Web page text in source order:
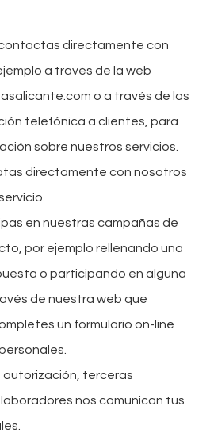
directamente con
a través de la web
o a través de las
telefónica a clientes, para
sobre nuestros servicios.
directamente con nosotros
en nuestras campañas de
por ejemplo rellenando una
o participando en alguna
de nuestra web que
un formulario on-line
autorización, terceras
nos comunican tus